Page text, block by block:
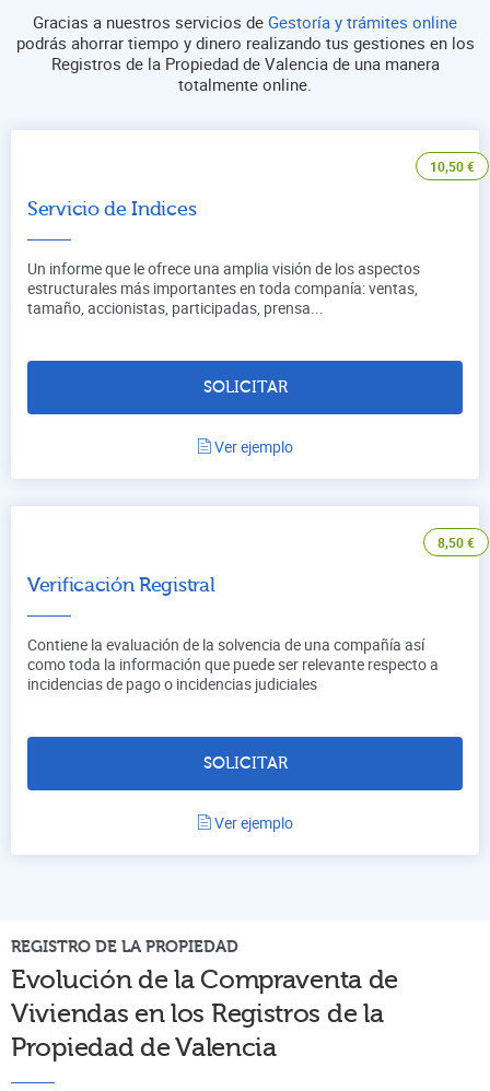
Gracias a nuestros servicios de Gestoría y trámites online
podrás ahorrar tiempo y dinero realizando tus gestiones en los
Registros de la Propiedad de Valencia de una manera
totalmente online.
10,50€
Servicio de Indices
Un informe que le ofrece una amplia visión de los aspectos
estructurales más importantes en toda companía: ventas,
tamaño, accionistas, participadas, prensa...
SOLICITAR
Ver ejemplo
8,50€
Verificación Registral
Contiene la evaluación de la solvencia de una compañía así
como toda la información que puede ser relevante respecto a
incidencias de pago o incidencias judiciales
SOLICITAR
Ver ejemplo
REGISTRO DE LA PROPIEDAD
Evolución de la Compraventa de
Viviendas en los Registros de la
Propiedad deValencia